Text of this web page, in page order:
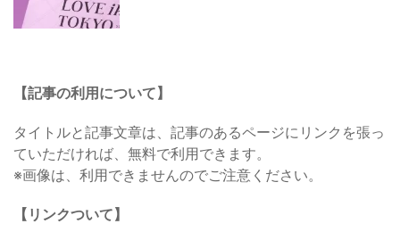
【記事の利用について】
タイトルと記事文章は、記事のあるページにリンクを張っ
ていただければ、無料で利用できます。
※画像は、利用できませんのでご注意ください。
【リンクついて】